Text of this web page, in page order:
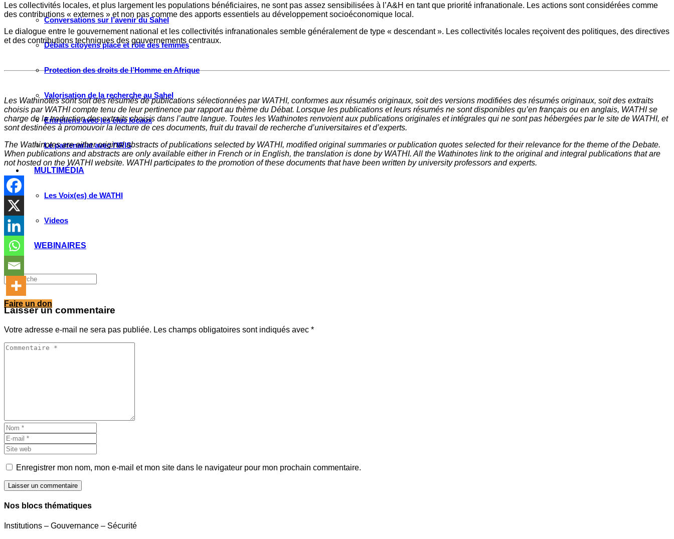
Conversations sur l’avenir du Sahel
Débats citoyens place et rôle des femmes
Protection des droits de l’Homme en Afrique
Valorisation de la recherche au Sahel
Entretiens avec les élus locaux
Le partenariat avec l’IRIS
MULTIMÉDIA
Les Voix(es) de WATHI
Videos
WEBINAIRES
Faire un don
Les collectivités locales, et plus largement les populations bénéficiaires, ne sont pas assez sensibilisées à l’A&H en tant que priorité infranationale. Les actions sont considérées comme
des contributions « externes » et non pas comme des apports essentiels au développement socioéconomique local.
Le dialogue entre le gouvernement national et les collectivités infranationales semble généralement de type « descendant ». Les collectivités locales reçoivent des politiques, des directives
et des contributions techniques des gouvernements centraux.
Les Wathinotes sont soit des résumés de publications sélectionnées par WATHI, conformes aux résumés originaux, soit des versions modifiées des résumés originaux, soit des extraits
choisis par WATHI compte tenu de leur pertinence par rapport au thème du Débat. Lorsque les publications et leurs résumés ne sont disponibles qu’en français ou en anglais, WATHI se
charge de la traduction des extraits choisis dans l’autre langue. Toutes les Wathinotes renvoient aux publications originales et intégrales qui ne sont pas hébergées par le site de WATHI, et
sont destinées à promouvoir la lecture de ces documents, fruit du travail de recherche d’universitaires et d’experts.
The Wathinotes are either original abstracts of publications selected by WATHI, modified original summaries or publication quotes selected for their relevance for the theme of the Debate.
When publications and abstracts are only available either in French or in English, the translation is done by WATHI. All the Wathinotes link to the original and integral publications that are
not hosted on the WATHI website. WATHI participates to the promotion of these documents that have been written by university professors and experts.
Laisser un commentaire
Votre adresse e-mail ne sera pas publiée. Les champs obligatoires sont indiqués avec *
Enregistrer mon nom, mon e-mail et mon site dans le navigateur pour mon prochain commentaire.
Laisser un commentaire
Nos blocs thématiques
Institutions – Gouvernance – Sécurité